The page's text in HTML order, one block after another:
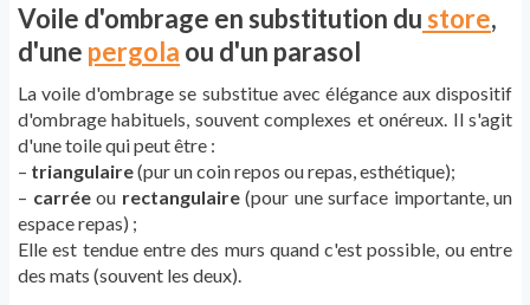
Voile d'ombrage en substitution dustore,
d'une pergola ou d'un parasol
La voile d'ombrage se substitue avec élégance aux dispositif
d'ombrage habituels, souvent complexes et onéreux. Il s'agit
d'une toile qui peut être :
– triangulaire(pur un coin repos ou repas, esthétique);
– carréeou rectangulaire(pour une surface importante, un
espace repas) ;
Elle est tendue entre des murs quand c'est possible, ou entre
des mats (souvent les deux).